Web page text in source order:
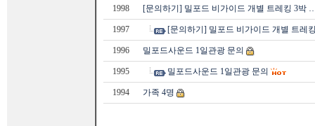
1998 [문의하기] 밀포드 비가이드 개별 트레킹 3박
1997 [문의하기] 밀포드 비가이드 개별 트레
1996 밀포드사운드 1일관광 문의
1995 밀포드사운드 1일관광 문의
1994 가족 4명